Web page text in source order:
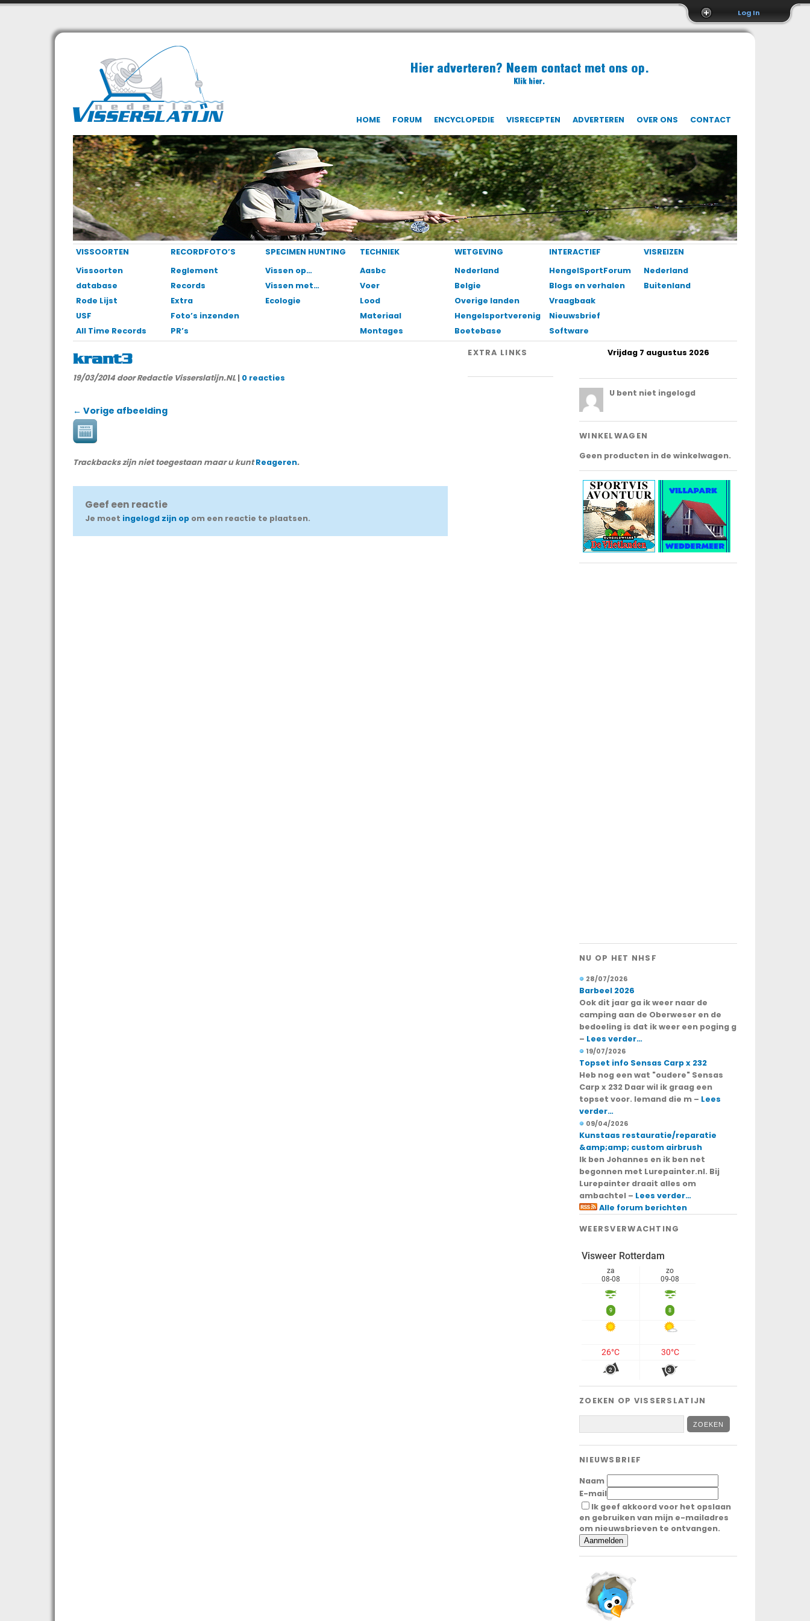
Log In
HOME FORUM ENCYCLOPEDIE VISRECEPTEN ADVERTEREN OVER ONS CONTACT
VISSOORTEN
Vissoorten
database
Rode Lijst
USF
All Time Records
RECORDFOTO’S
Reglement
Records
Extra
Foto’s inzenden
PR’s
SPECIMEN HUNTING
Vissen op…
Vissen met…
Ecologie
TECHNIEK
Aasbc
Voer
Lood
Materiaal
Montages
WETGEVING
Nederland
Belgie
Overige landen
Hengelsportverenigingen
Boetebase
INTERACTIEF
HengelSportForum
Blogs en verhalen
Vraagbaak
Nieuwsbrief
Software
VISREIZEN
Nederland
Buitenland
krant3
19/03/2014 door Redactie Visserslatijn.NL | 0 reacties
← Vorige afbeelding
Trackbacks zijn niet toegestaan maar u kuntReageren.
Geef een reactie
Je moet ingelogd zijn op om een reactie te plaatsen.
EXTRA LINKS
Vrijdag 7 augustus 2026
U bent niet ingelogd
WINKELWAGEN
Geen producten in de winkelwagen.
NU OP HET NHSF
28/07/2026
Barbeel 2026
Ook dit jaar ga ik weer naar de
camping aan de Oberweser en de
bedoeling is dat ik weer een poging g
– Lees verder…
19/07/2026
Topset info Sensas Carp x 232
Heb nog een wat "oudere" Sensas
Carp x 232 Daar wil ik graag een
topset voor. Iemand die m – Lees
verder…
09/04/2026
Kunstaas restauratie/reparatie
&amp;amp; custom airbrush
Ik ben Johannes en ik ben net
begonnen met Lurepainter.nl. Bij
Lurepainter draait alles om
ambachtel – Lees verder…
Alle forum berichten
WEERSVERWACHTING
ZOEKEN OP VISSERSLATIJN
NIEUWSBRIEF
Naam
E-mail
Ik geef akkoord voor het opslaan
en gebruiken van mijn e-mailadres
om nieuwsbrieven te ontvangen.